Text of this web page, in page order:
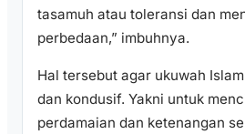
tasamuh atau toleransi dan
perbedaan,” imbuhnya.
Hal tersebut agar ukuwah
dan kondusif. Yakni untuk
perdamaian dan ketenangan